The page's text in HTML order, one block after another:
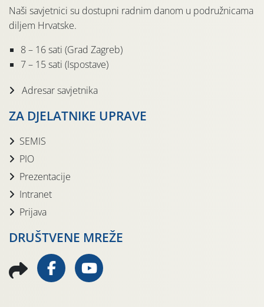
Naši savjetnici su dostupni radnim danom u podružnicama
diljem Hrvatske.
8 – 16 sati (Grad Zagreb)
7 – 15 sati (Ispostave)
Adresar savjetnika
ZA DJELATNIKE UPRAVE
SEMIS
PIO
Prezentacije
Intranet
Prijava
DRUŠTVENE MREŽE